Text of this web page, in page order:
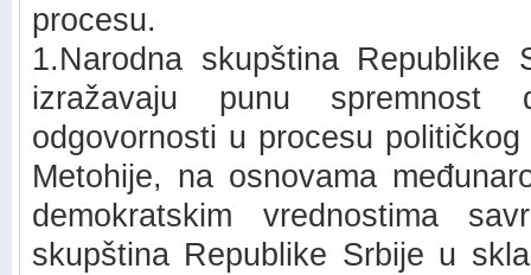
procesu.
1.Narodna skupština
izražavaju punu
odgovornosti u procesu
Metohije, na osnovama
demokratskim vrednostima
skupština Republike Srbije u